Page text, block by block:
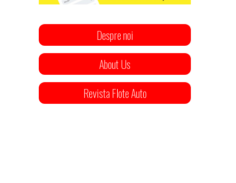
Despre noi
About Us
Revista Flote Auto